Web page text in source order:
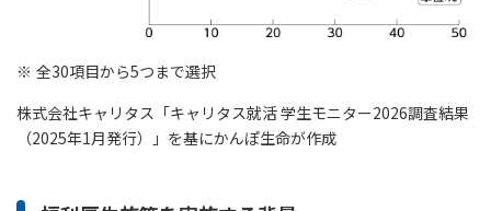
お問い合わせ
ラジオ体操・みんなの体操
全30項目から5つまで選択
株式会社キャリタス「キャリタス就活 学生モニター2026調査結果
（2025年1月発行）」を基にかんぽ生命が作成